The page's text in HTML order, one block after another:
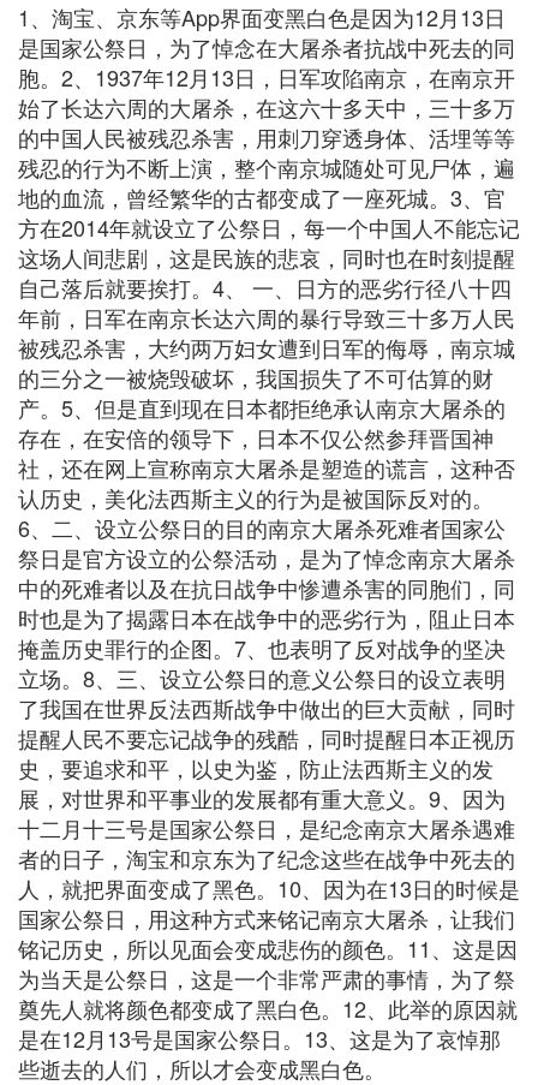
1、淘宝、京东等App界面变黑白色是因为12月13日
是国家公祭日，为了悼念在大屠杀者抗战中死去的同
胞。2、1937年12月13日，日军攻陷南京，在南京开
始了长达六周的大屠杀，在这六十多天中，三十多万
的中国人民被残忍杀害，用刺刀穿透身体、活埋等等
残忍的行为不断上演，整个南京城随处可见尸体，遍
地的血流，曾经繁华的古都变成了一座死城。3、官
方在2014年就设立了公祭日，每一个中国人不能忘记
这场人间悲剧，这是民族的悲哀，同时也在时刻提醒
自己落后就要挨打。4、 一、日方的恶劣行径八十四
年前，日军在南京长达六周的暴行导致三十多万人民
被残忍杀害，大约两万妇女遭到日军的侮辱，南京城
的三分之一被烧毁破坏，我国损失了不可估算的财
产。5、但是直到现在日本都拒绝承认南京大屠杀的
存在，在安倍的领导下，日本不仅公然参拜晋国神
社，还在网上宣称南京大屠杀是塑造的谎言，这种否
认历史，美化法西斯主义的行为是被国际反对的。
6、二、设立公祭日的目的南京大屠杀死难者国家公
祭日是官方设立的公祭活动，是为了悼念南京大屠杀
中的死难者以及在抗日战争中惨遭杀害的同胞们，同
时也是为了揭露日本在战争中的恶劣行为，阻止日本
掩盖历史罪行的企图。7、也表明了反对战争的坚决
立场。8、三、设立公祭日的意义公祭日的设立表明
了我国在世界反法西斯战争中做出的巨大贡献，同时
提醒人民不要忘记战争的残酷，同时提醒日本正视历
史，要追求和平，以史为鉴，防止法西斯主义的发
展，对世界和平事业的发展都有重大意义。9、因为
十二月十三号是国家公祭日，是纪念南京大屠杀遇难
者的日子，淘宝和京东为了纪念这些在战争中死去的
人，就把界面变成了黑色。10、因为在13日的时候是
国家公祭日，用这种方式来铭记南京大屠杀，让我们
铭记历史，所以见面会变成悲伤的颜色。11、这是因
为当天是公祭日，这是一个非常严肃的事情，为了祭
奠先人就将颜色都变成了黑白色。12、此举的原因就
是在12月13号是国家公祭日。13、这是为了哀悼那
些逝去的人们，所以才会变成黑白色。